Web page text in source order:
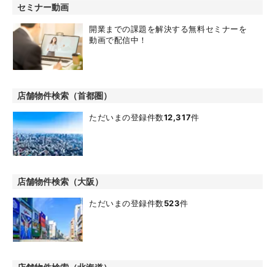
セミナー動画
開業までの課題を解決する無料セミナーを
動画で配信中！
店舗物件検索（首都圏）
ただいまの登録件数12,317件
店舗物件検索（大阪）
ただいまの登録件数523件